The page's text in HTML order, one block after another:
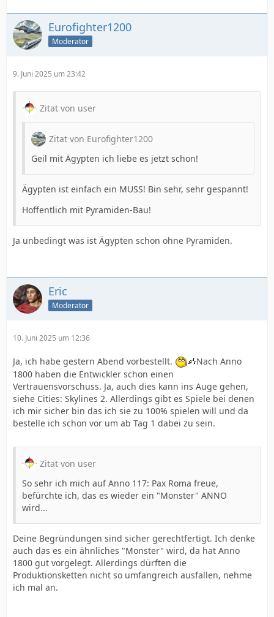
Eurofighter1200
Moderator
9. Juni 2025 um 23:42
Zitat von user
Zitat von Eurofighter1200
Geil mit Ägypten ich liebe es jetzt schon!
Ägypten ist einfach ein MUSS! Bin sehr, sehr gespannt!
Hoffentlich mit Pyramiden-Bau!
Ja unbedingt was ist Ägypten schon ohne Pyramiden.
Eric
Moderator
10. Juni 2025 um 12:36
Ja, ich habe gestern Abend vorbestellt.
Nach Anno
1800 haben die Entwickler schon einen
Vertrauensvorschuss. Ja, auch dies kann ins Auge gehen,
siehe Cities: Skylines 2. Allerdings gibt es Spiele bei denen
ich mir sicher bin das ich sie zu 100% spielen will und da
bestelle ich schon vor um ab Tag 1 dabei zu sein.
Zitat von user
So sehr ich mich auf Anno 117: Pax Roma freue,
befürchte ich, das es wieder ein "Monster" ANNO
wird...
Deine Begründungen sind sicher gerechtfertigt. Ich denke
auch das es ein ähnliches "Monster" wird, da hat Anno
1800 gut vorgelegt. Allerdings dürften die
Produktionsketten nicht so umfangreich ausfallen, nehme
ich mal an.